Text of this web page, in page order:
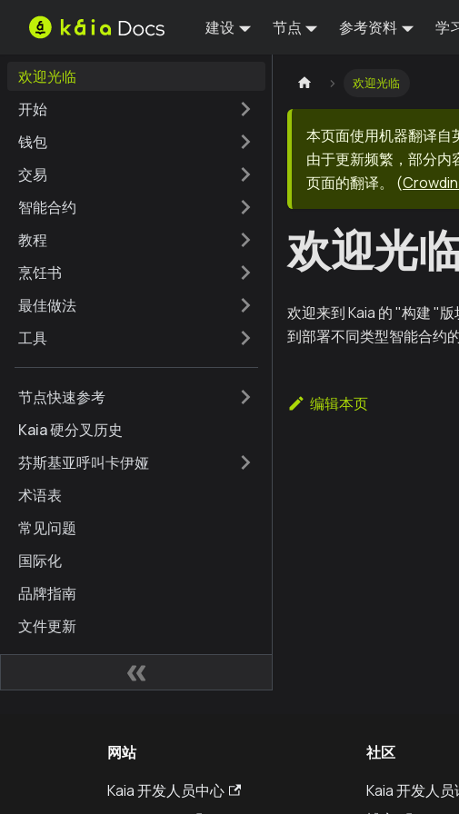
建设 节点 参考资料 学
欢迎光临
开始
钱包
交易
智能合约
教程
烹饪书
最佳做法
工具
节点快速参考
Kaia 硬分叉历史
芬斯基亚呼叫卡伊娅
术语表
常见问题
国际化
品牌指南
文件更新
欢迎光临
本页面使用机器翻译自
由于更新频繁，部分内
页面的翻译。
(
欢迎光
欢迎来到 Kaia 的 "构建 "
到部署不同类型智能合约
编辑本页
网站
Kaia 开发人员中心
社区
Kaia 开发人